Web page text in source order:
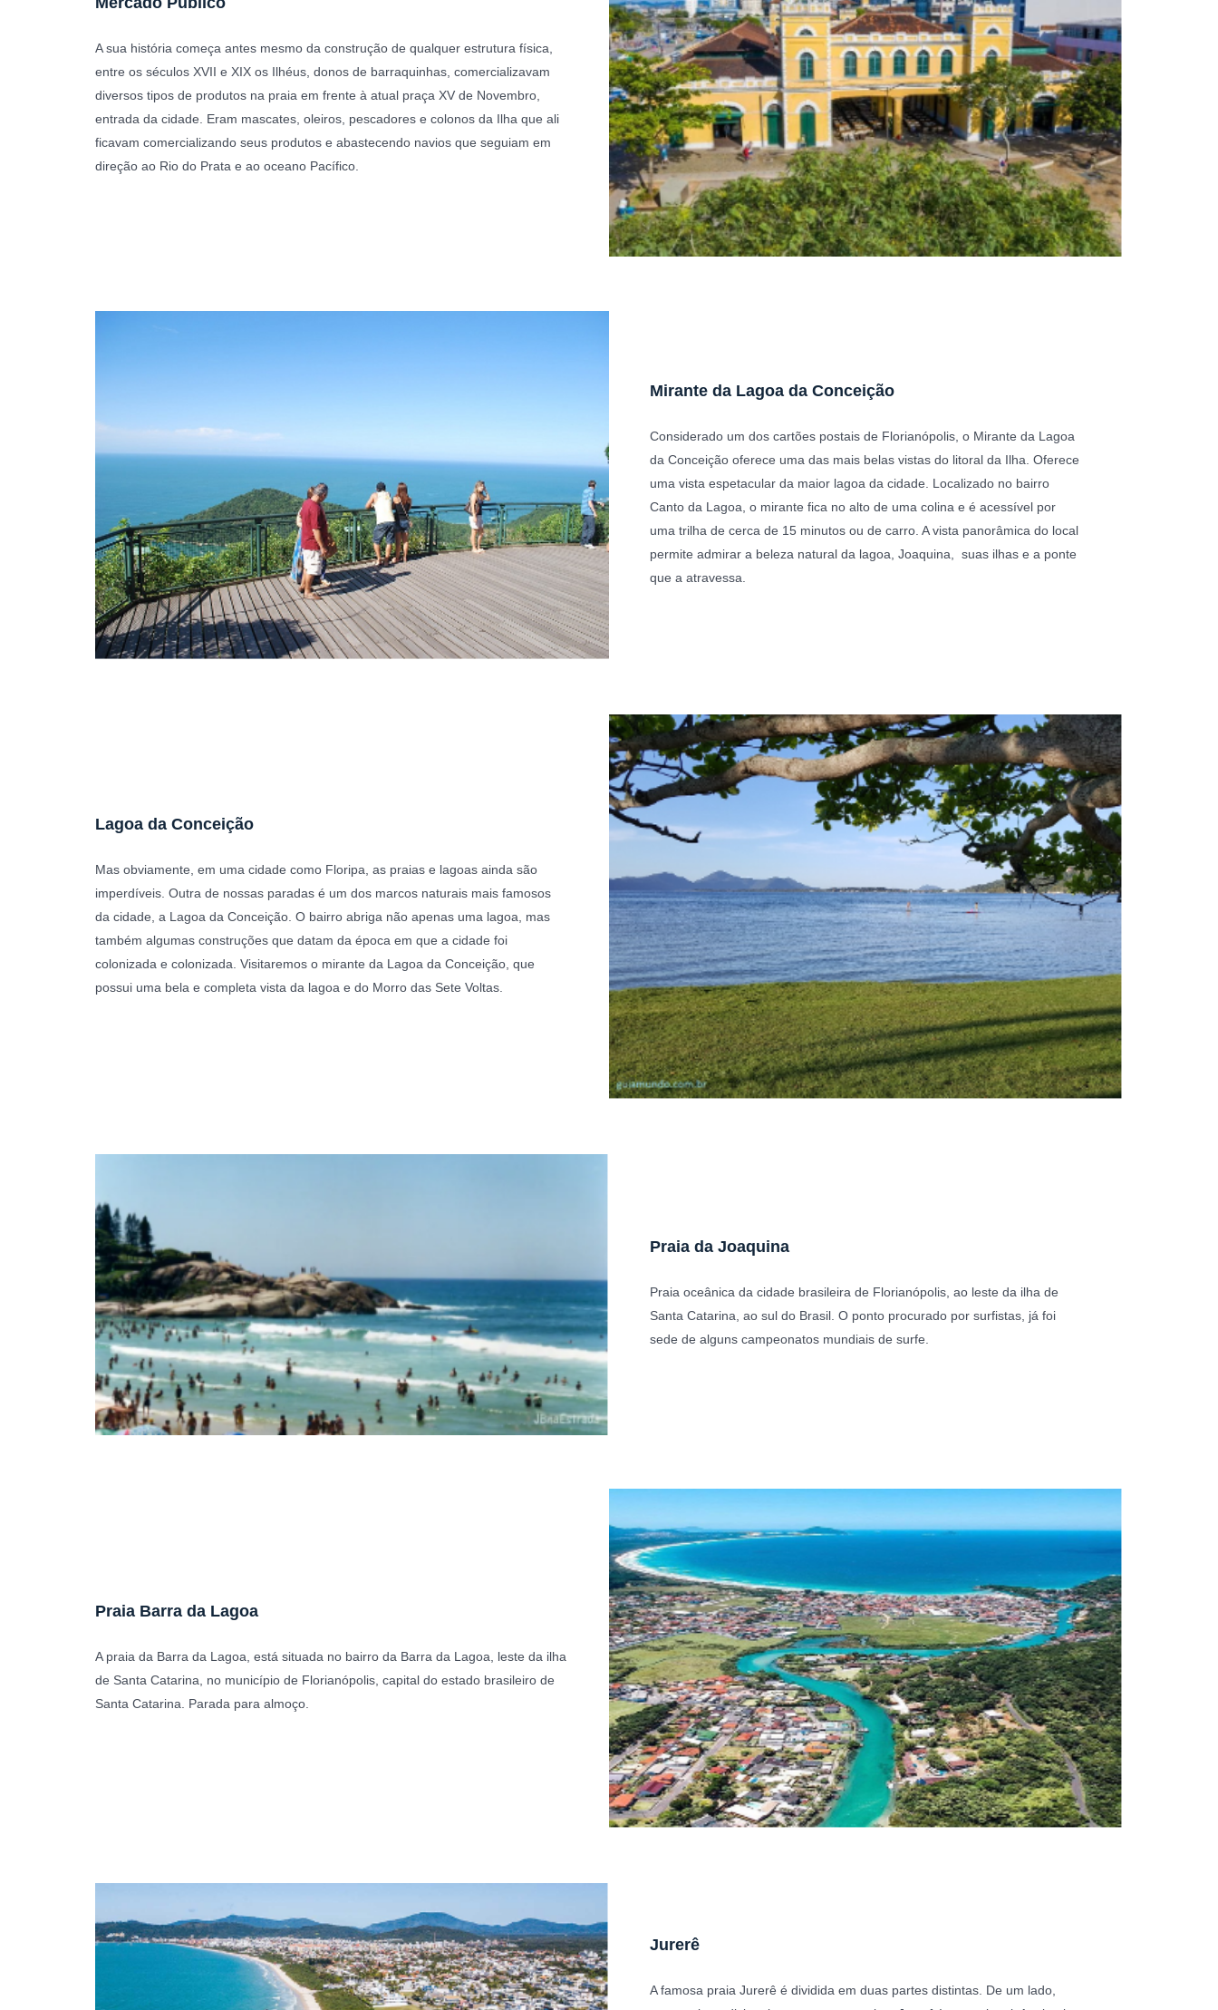
A sua história começa antes mesmo da construção de qualquer estrutura física,
entre os séculos XVII e XIX os Ilhéus, donos de barraquinhas, comercializavam
diversos tipos de produtos na praia em frente à atual praça XV de Novembro,
entrada da cidade. Eram mascates, oleiros, pescadores e colonos da Ilha que ali
ficavam comercializando seus produtos e abastecendo navios que seguiam em
direção ao Rio do Prata e ao oceano Pacífico.
Mirante da Lagoa da Conceição
Considerado um dos cartões postais de Florianópolis, o Mirante da Lagoa
da Conceição oferece uma das mais belas vistas do litoral da Ilha. Oferece
uma vista espetacular da maior lagoa da cidade. Localizado no bairro
Canto da Lagoa, o mirante fica no alto de uma colina e é acessível por
uma trilha de cerca de 15 minutos ou de carro. A vista panorâmica do local
permite admirar a beleza natural da lagoa, Joaquina, suas ilhas e a ponte
que a atravessa.
Lagoa da Conceição
Mas obviamente, em uma cidade como Floripa, as praias e lagoas ainda são
imperdíveis. Outra de nossas paradas é um dos marcos naturais mais famosos
da cidade, a Lagoa da Conceição. O bairro abriga não apenas uma lagoa, mas
também algumas construções que datam da época em que a cidade foi
colonizada e colonizada. Visitaremos o mirante da Lagoa da Conceição, que
possui uma bela e completa vista da lagoa e do Morro das Sete Voltas.
Praia da Joaquina
Praia oceânica da cidade brasileira de Florianópolis, ao leste da ilha de
Santa Catarina, ao sul do Brasil. O ponto procurado por surfistas, já foi
sede de alguns campeonatos mundiais de surfe.
Praia Barra da Lagoa
A praia da Barra da Lagoa, está situada no bairro da Barra da Lagoa, leste da ilha
de Santa Catarina, no município de Florianópolis, capital do estado brasileiro de
Santa Catarina. Parada para almoço.
Jurerê
A famosa praia Jurerê é dividida em duas partes distintas. De um lado,